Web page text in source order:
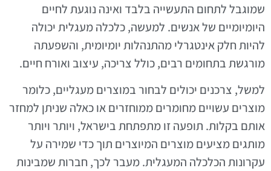
שמוגבל לתחום התעשייה בלבד ואינה נוגעת לחיים
היומיומיים של אנשים. למעשה, כלכלה מעגלית יכולה
להיות חלק אינטגרלי מהתנהלות יומיומית, והשפעתה
מורגשת בתחומים רבים, כולל צריכה, עיצוב ואורח חיים.
למשל, צרכנים יכולים לבחור במוצרים מעגליים, כלומר
מוצרים עשויים מחומרים ממוחזרים או כאלה שניתן למחזר
אותם בקלות. תופעה זו מתפתחת בישראל, ויותר ויותר
מותגים מציעים מוצרים המיוצרים תוך כדי שמירה על
עקרונות הכלכלה המעגלית. מעבר לכך, חברות שמבינות